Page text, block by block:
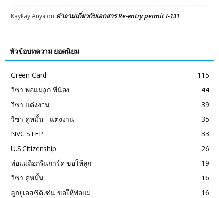
KayKay Anya on คำถามเกี่ยวกับเอกสาร Re-entry permit I-131
หัวข้อบทความ ยอดนิยม
Green Card
115
วีซ่า พ่อแม่ลูก พี่น้อง
44
วีซ่า แต่งงาน
39
วีซ่า คู่หมั้น - แต่งงาน
35
NVC STEP
33
U.S.Citizenship
26
พ่อแม่ถือกรีนการ์ด ขอให้ลูก
19
วีซ่า คู่หมั้น
16
ลูกยูเอสซิติเซ่น ขอให้พ่อแม่
16